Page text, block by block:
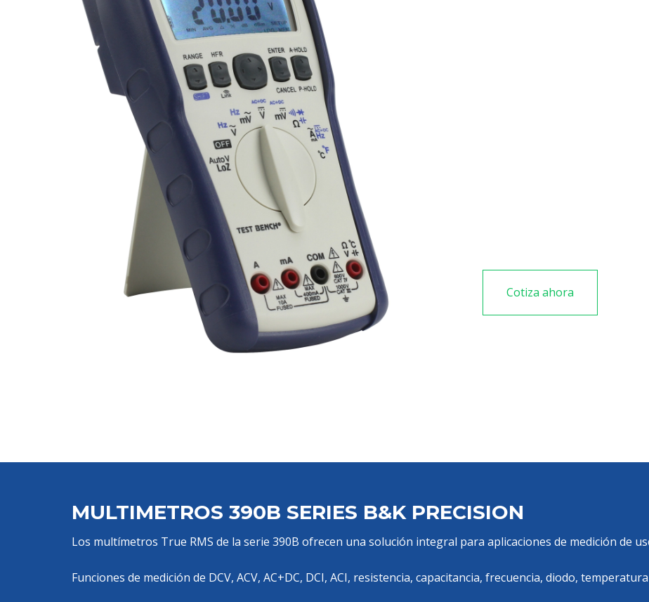
Cotiza ahora
MULTIMETROS 390B SERIES B&K PRECISION
Los multímetros True RMS de la serie 390B ofrecen una solución integral para aplicaciones de medición de
Funciones de medición de DCV, ACV, AC+DC, DCI, ACI, resistencia, capacitancia, frecuencia, diodo,